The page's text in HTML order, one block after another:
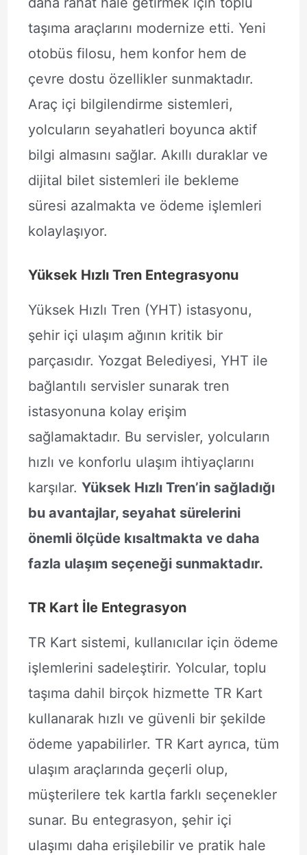
taşıma araçlarını modernize etti. Yeni
otobüs filosu, hem konfor hem de
çevre dostu özellikler sunmaktadır.
Araç içi bilgilendirme sistemleri,
yolcuların seyahatleri boyunca aktif
bilgi almasını sağlar. Akıllı duraklar ve
dijital bilet sistemleri ile bekleme
süresi azalmakta ve ödeme işlemleri
kolaylaşıyor.
Yüksek Hızlı Tren Entegrasyonu
Yüksek Hızlı Tren (YHT) istasyonu,
şehir içi ulaşım ağının kritik bir
parçasıdır. Yozgat Belediyesi, YHT ile
bağlantılı servisler sunarak tren
istasyonuna kolay erişim
sağlamaktadır. Bu servisler, yolcuların
hızlı ve konforlu ulaşım ihtiyaçlarını
karşılar. Yüksek Hızlı Tren’in sağladığı
bu avantajlar, seyahat sürelerini
önemli ölçüde kısaltmakta ve daha
fazla ulaşım seçeneği sunmaktadır.
TR Kart İle Entegrasyon
TR Kart sistemi, kullanıcılar için ödeme
işlemlerini sadeleştirir. Yolcular, toplu
taşıma dahil birçok hizmette TR Kart
kullanarak hızlı ve güvenli bir şekilde
ödeme yapabilirler. TR Kart ayrıca, tüm
ulaşım araçlarında geçerli olup,
müşterilere tek kartla farklı seçenekler
sunar. Bu entegrasyon, şehir içi
ulaşımı daha erişilebilir ve pratik hale